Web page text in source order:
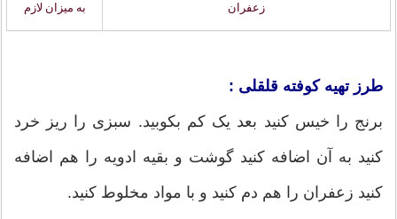
زعفران به میزان لازم
طرز تهیه کوفته قلقلی :
برنج را خیس کنید بعد یک کم بکوبید. سبزی را ریز خرد
کنید به آن اضافه کنید گوشت و بقیه ادویه را هم اضافه
کنید زعفران را هم دم کنید و با مواد مخلوط کنید.